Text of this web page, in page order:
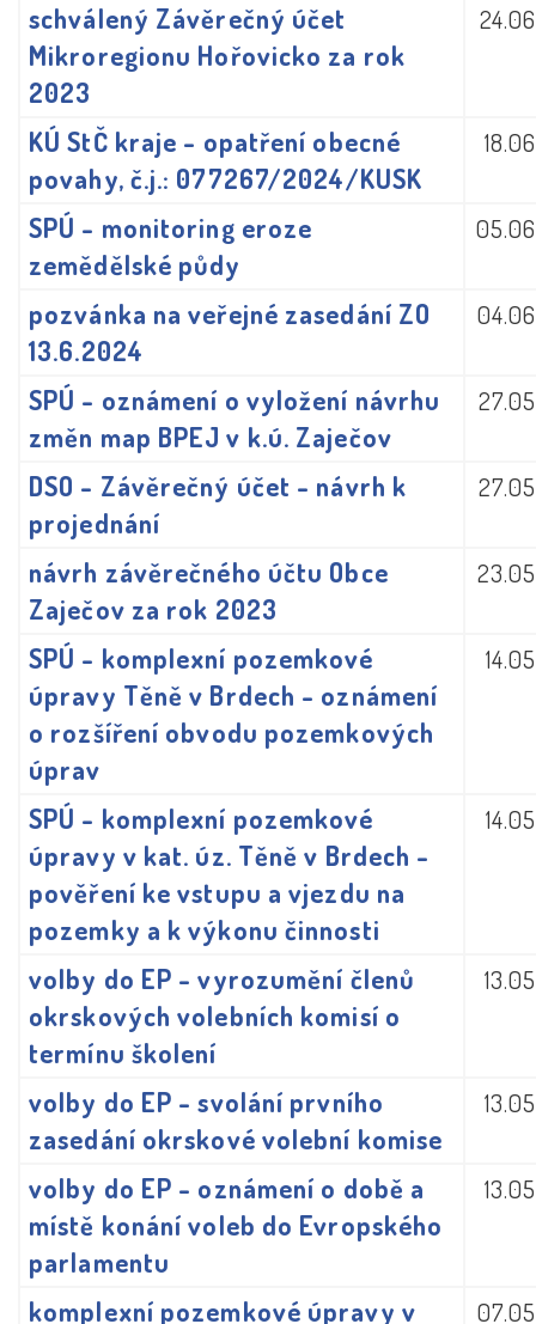
schválený Závěrečný účet
Mikroregionu Hořovicko za rok
2023
KÚ StČ kraje - opatření obecné
povahy, č.j.: 077267/2024/KUSK
SPÚ - monitoring eroze
zemědělské půdy
pozvánka na veřejné zasedání ZO
13.6.2024
SPÚ - oznámení o vyložení návrhu
změn map BPEJ v k.ú. Zaječov
DSO - Závěrečný účet - návrh k
projednání
návrh závěrečného účtu Obce
Zaječov za rok 2023
SPÚ - komplexní pozemkové
úpravy Těně v Brdech - oznámení
o rozšíření obvodu pozemkových
úprav
SPÚ - komplexní pozemkové
úpravy v kat. úz. Těně v Brdech -
pověření ke vstupu a vjezdu na
pozemky a k výkonu činnosti
volby do EP - vyrozumění členů
okrskových volebních komisí o
termínu školení
volby do EP - svolání prvního
zasedání okrskové volební komise
volby do EP - oznámení o době a
místě konání voleb do Evropského
parlamentu
komplexní pozemkové úpravy v